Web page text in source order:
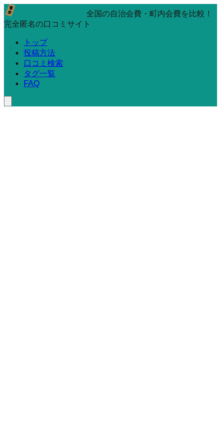
全国の自治会費・町内会費を比較！
完全匿名の口コミサイト
トップ
投稿方法
口コミ検索
タグ一覧
FAQ